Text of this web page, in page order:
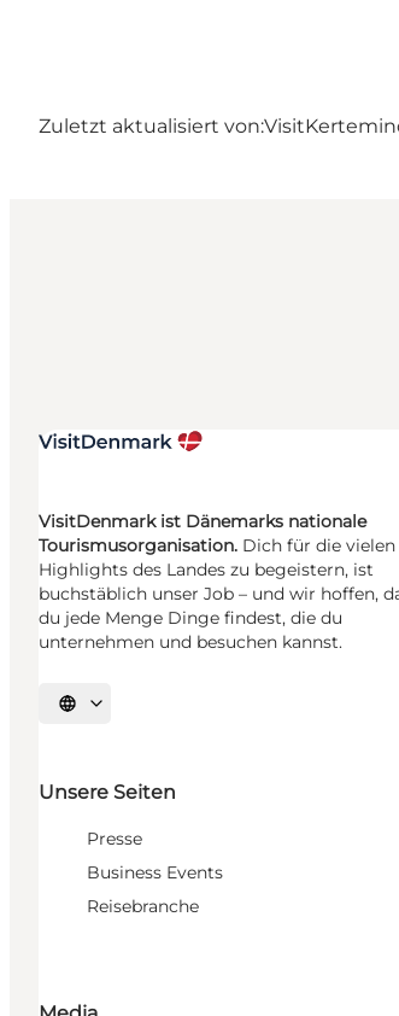
Zuletzt aktualisiert von:
VisitDenmark ist Dänemarks nationale
Tourismusorganisation. Dich für die vielen
Highlights des Landes zu begeistern, ist
buchstäblich unser Job – und wir hoffen,
du jede Menge Dinge findest, die du
unternehmen und besuchen kannst.
Sprache auswählen
Unsere Seiten
Presse
Business Events
Reisebranche